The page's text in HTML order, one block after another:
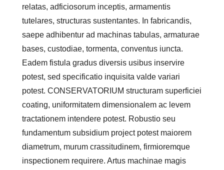
relatas, adficiosorum inceptis, armamentis
tutelares, structuras sustentantes. In fabricandis,
saepe adhibentur ad machinas tabulas, armaturae
bases, custodiae, tormenta, conventus iuncta.
Eadem fistula gradus diversis usibus inservire
potest, sed specificatio inquisita valde variari
potest. CONSERVATORIUM structuram superficiei
coating, uniformitatem dimensionalem ac levem
tractationem intendere potest. Robustio seu
fundamentum subsidium project potest maiorem
diametrum, murum crassitudinem, firmioremque
inspectionem requirere. Artus machinae magis